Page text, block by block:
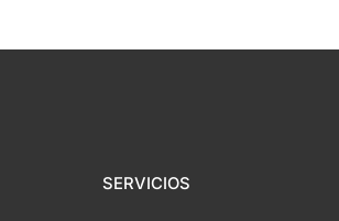
SERVICIOS